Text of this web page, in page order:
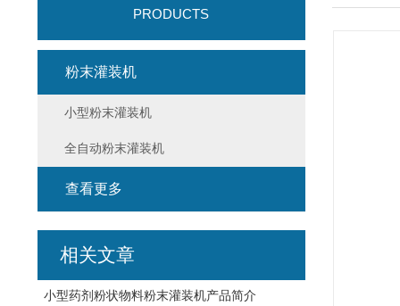
PRODUCTS
粉末灌装机
小型粉末灌装机
全自动粉末灌装机
查看更多
相关文章
小型药剂粉状物料粉末灌装机产品简介